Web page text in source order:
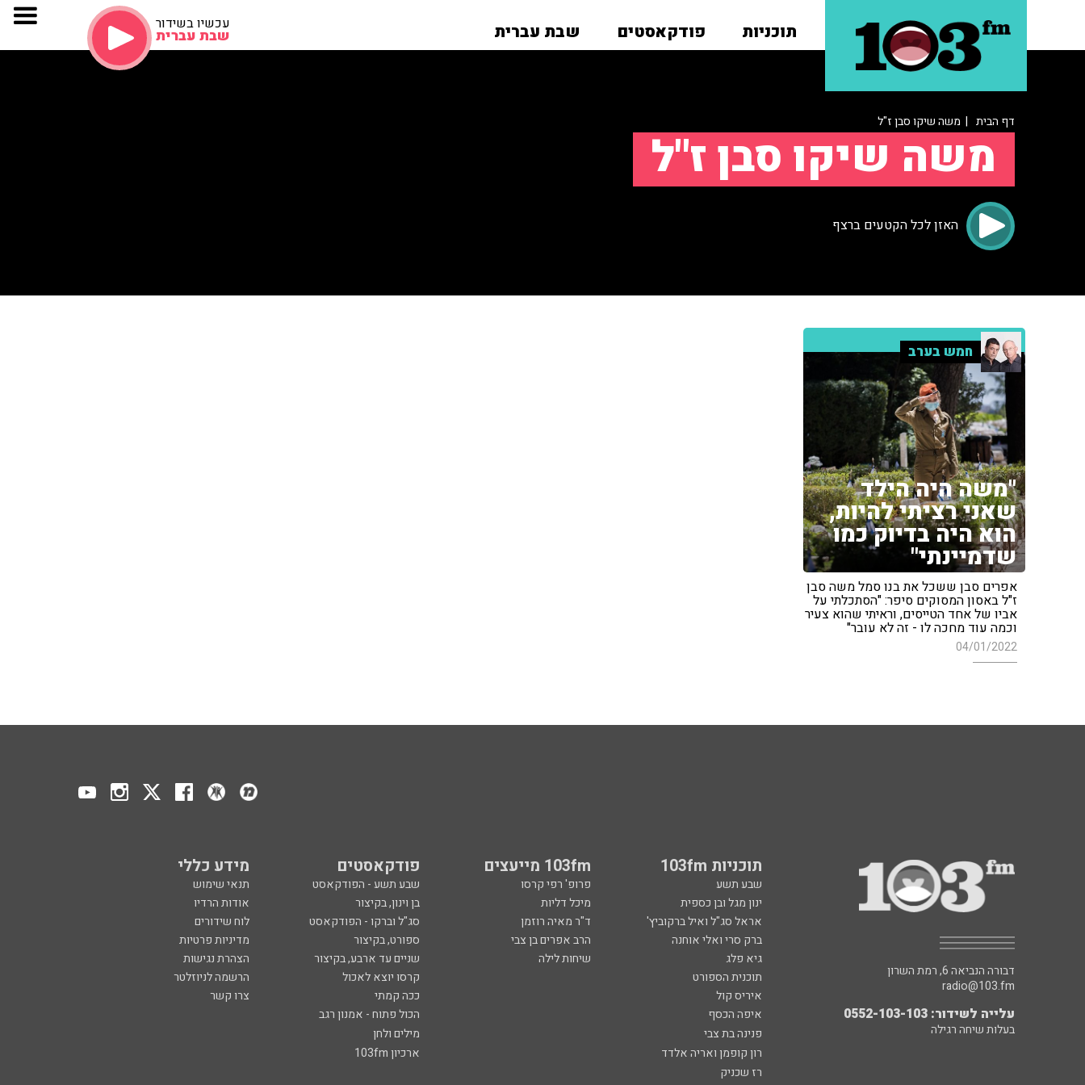
תוכניות פודקאסטים שבת עברית עכשיו בשידור
שבת עברית
דף הבית | משה שיקו סבן ז"ל
משה שיקו סבן ז"ל
האזן לכל הקטעים ברצף
חמש בערב
"משה היה הילד
שאני רציתי להיות,
הוא היה בדיוק כמו
שדמיינתי"
אפרים סבן ששכל את בנו סמל משה סבן
ז"ל באסון המסוקים סיפר: "הסתכלתי על
אביו של אחד הטייסים, וראיתי שהוא צעיר
וכמה עוד מחכה לו - זה לא עובר"
04/01/2022
תוכניות 103fm 103fm מייעצים פודקאסטים מידע כללי
שבע תשע פרופ' רפי קרסו שבע תשע - הפודקאסט
תנאי שימוש
ינון מגל ובן כספית
מיכל דליות בן וינון, בקיצור
אודות הרדיו
אראל סג"ל ואיל ברקוביץ'
ד"ר מאיה רוזמן סג"ל וברקו - הפודקאסט
לוח שידורים
ברק סרי ואלי אוחנה
הרב אפרים בן צבי ספורט, בקיצור
מדיניות פרטיות
גיא פלג
שיחות לילה שניים עד ארבע, בקיצור
הצהרת נגישות
תוכנית הספורט
קרסו יוצא לאכול
הרשמה לניוזלטר
איריס קול
ככה קמתי
צרו קשר
איפה הכסף
הכול פתוח - אמנון רגב
פנינה בת צבי
מילים ולחן
רון קופמן ואריה אלדד
ארכיון 103fm
רז שכניק
דבורה הנביאה 6, רמת השרון
radio@103.fm
עלייה לשידור: 0552-103-103
בעלות שיחה רגילה